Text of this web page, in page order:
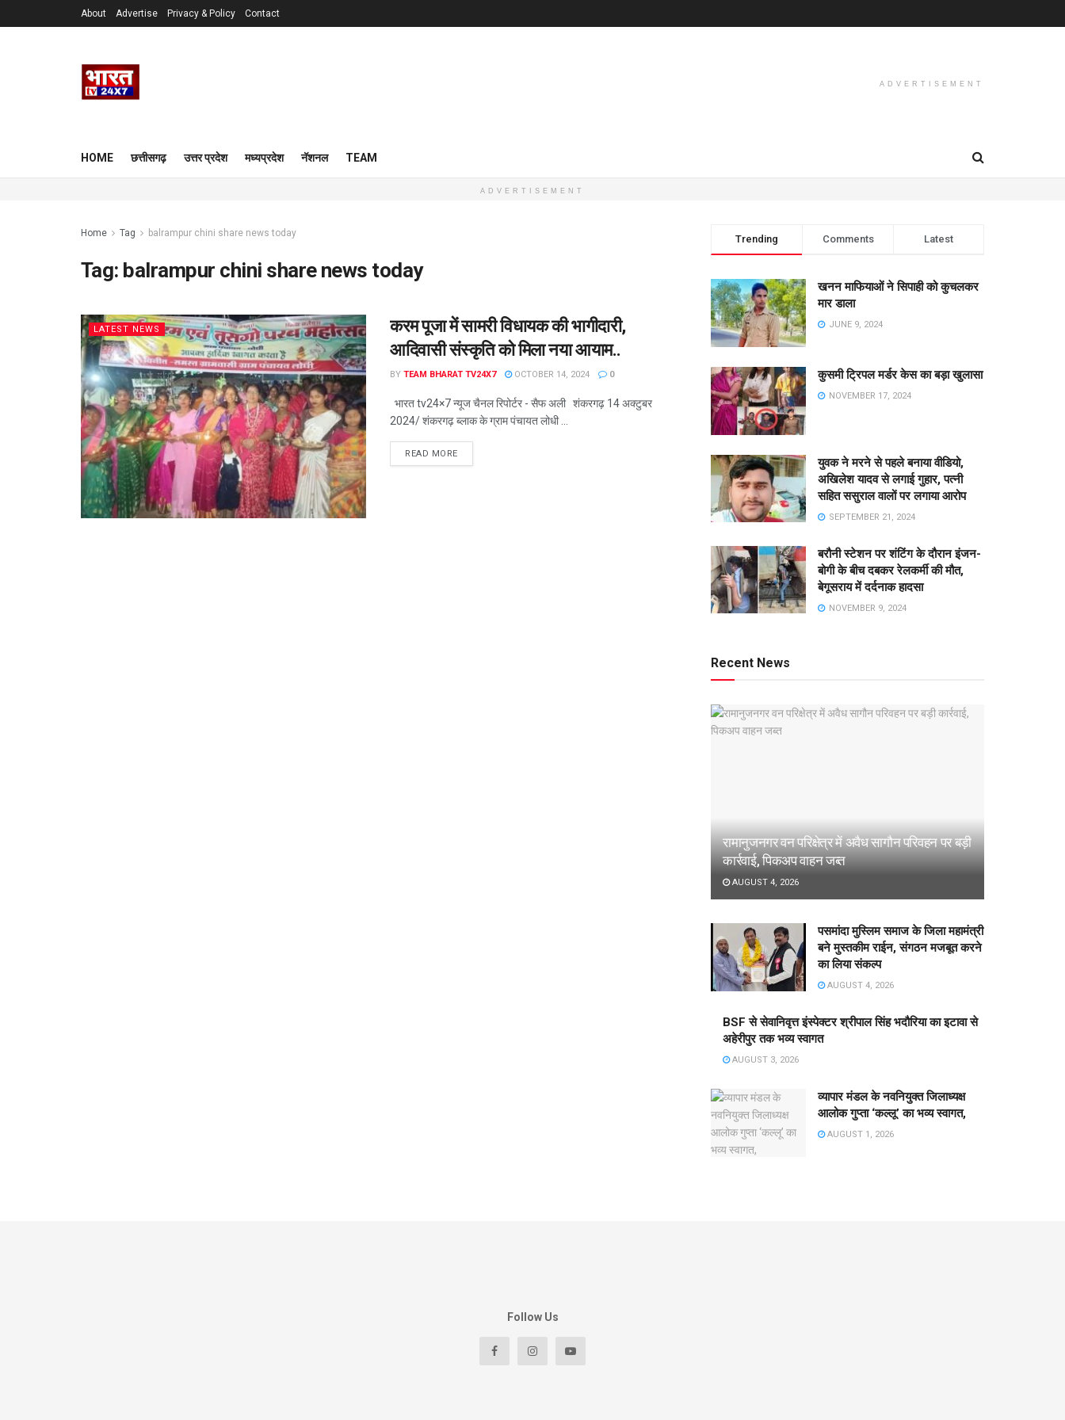
About Advertise Privacy & Policy Contact
ADVERTISEMENT
HOME छत्तीसगढ़ उत्तर प्रदेश मध्यप्रदेश नॅशनल TEAM
ADVERTISEMENT
Home Tag balrampur chini share news today
Tag: balrampur chini share news today
LATEST NEWS
करम पूजा में सामरी विधायक की भागीदारी,
आदिवासी संस्कृति को मिला नया आयाम..
BY TEAM BHARAT TV24X7 OCTOBER 14, 2024 0
भारत tv24×7 न्यूज चैनल रिपोर्टर - सैफ अली शंकरगढ़ 14 अक्टुबर
2024/ शंकरगढ़ ब्लाक के ग्राम पंचायत लोधी ...
READ MORE
Trending Comments Latest
खनन माफियाओं ने सिपाही को कुचलकर
मार डाला
JUNE 9, 2024
कुसमी ट्रिपल मर्डर केस का बड़ा खुलासा
NOVEMBER 17, 2024
युवक ने मरने से पहले बनाया वीडियो,
अखिलेश यादव से लगाई गुहार, पत्नी
सहित ससुराल वालों पर लगाया आरोप
SEPTEMBER 21, 2024
बरौनी स्टेशन पर शंटिंग के दौरान इंजन-
बोगी के बीच दबकर रेलकर्मी की मौत,
बेगूसराय में दर्दनाक हादसा
NOVEMBER 9, 2024
Recent News
रामानुजनगर वन परिक्षेत्र में अवैध सागौन परिवहन पर बड़ी
कार्रवाई, पिकअप वाहन जब्त
AUGUST 4, 2026
पसमांदा मुस्लिम समाज के जिला महामंत्री
बने मुस्तकीम राईन, संगठन मजबूत करने
का लिया संकल्प
AUGUST 4, 2026
BSF से सेवानिवृत्त इंस्पेक्टर श्रीपाल सिंह भदौरिया का इटावा से
अहेरीपुर तक भव्य स्वागत
AUGUST 3, 2026
व्यापार मंडल के नवनियुक्त जिलाध्यक्ष
आलोक गुप्ता ‘कल्लू’ का भव्य स्वागत,
AUGUST 1, 2026
Follow Us